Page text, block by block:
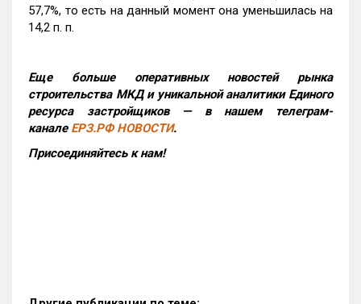
57,7%, то есть на данный момент она уменьшилась на
14,2 п. п.
Еще больше оперативных новостей рынка
строительства МКД и уникальной аналитики Единого
ресурса застройщиков — в нашем телеграм-
канале ЕРЗ.РФ НОВОСТИ.
Присоединяйтесь к нам!